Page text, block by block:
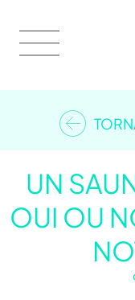
UN
OUI OU